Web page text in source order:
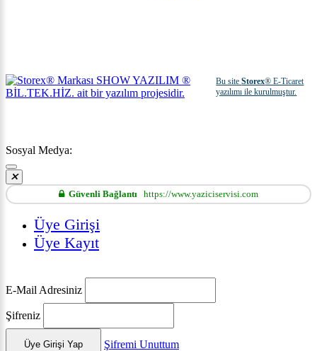
Bu siteStorex® E-Ticaret
yazılımı ile kurulmuştur.
Sosyal Medya:
Güvenli Bağlantı https://www.yaziciservisi.com
Üye Girişi
Üye Kayıt
E-Mail Adresiniz
Şifreniz
Üye Girişi Yap Şifremi Unuttum